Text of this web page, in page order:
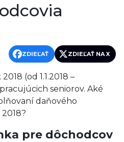
mi Prihlásiť sa
ZDIEĽAŤ ZDIEĽAŤ NA X
(od 1.1.2018 –
seniorov. Aké
daňového
pre dôchodcov